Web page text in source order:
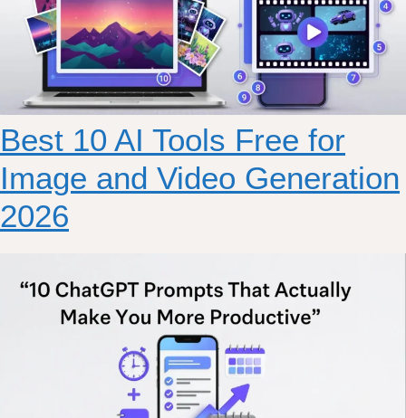
Best 10 AI Tools Free for
Image and Video Generation
2026